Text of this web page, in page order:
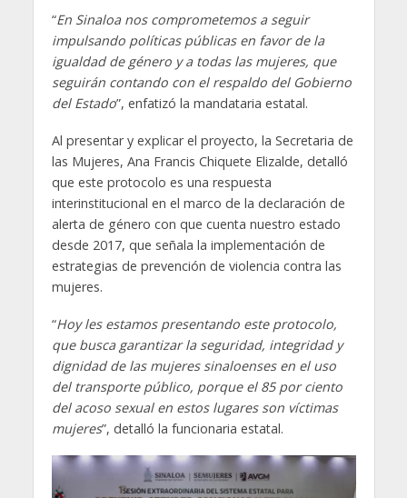
“En Sinaloa nos comprometemos a seguir
impulsando políticas públicas en favor de la
igualdad de género y a todas las mujeres, que
seguirán contando con el respaldo del Gobierno
del Estado”, enfatizó la mandataria estatal.
Al presentar y explicar el proyecto, la Secretaria de
las Mujeres, Ana Francis Chiquete Elizalde, detalló
que este protocolo es una respuesta
interinstitucional en el marco de la declaración de
alerta de género con que cuenta nuestro estado
desde 2017, que señala la implementación de
estrategias de prevención de violencia contra las
mujeres.
“Hoy les estamos presentando este protocolo,
que busca garantizar la seguridad, integridad y
dignidad de las mujeres sinaloenses en el uso
del transporte público, porque el 85 por ciento
del acoso sexual en estos lugares son víctimas
mujeres”, detalló la funcionaria estatal.